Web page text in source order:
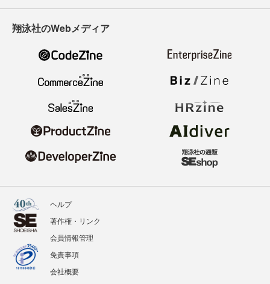
翔泳社のWebメディア
ヘルプ
著作権・リンク
会員情報管理
免責事項
会社概要